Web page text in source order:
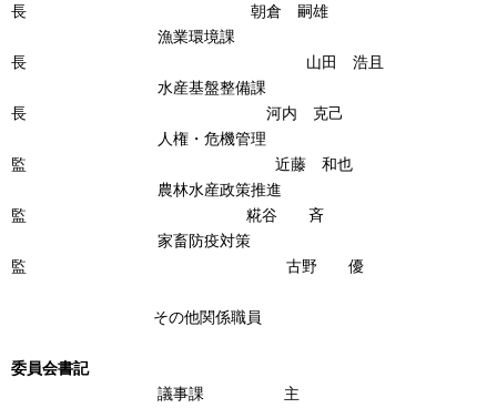
長 朝倉 嗣雄
漁業環境課
長 山田 浩且
水産基盤整備課
長 河内 克己
人権・危機管理
監 近藤 和也
農林水産政策推進
監 糀谷 斉
家畜防疫対策
監 古野 優
その他関係職員
委員会書記
議事課 主